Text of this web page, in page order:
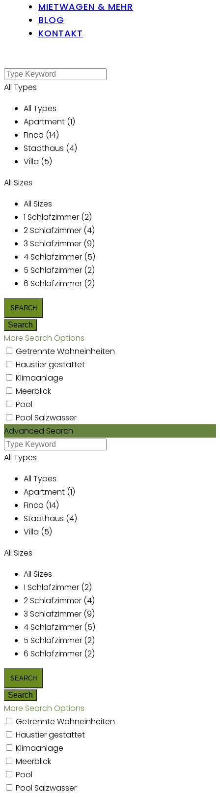
MIETWAGEN & MEHR
BLOG
KONTAKT
All Types
All Types
Apartment (1)
Finca (14)
Stadthaus (4)
Villa (5)
All Sizes
All Sizes
1 Schlafzimmer (2)
2 Schlafzimmer (4)
3 Schlafzimmer (9)
4 Schlafzimmer (5)
5 Schlafzimmer (2)
6 Schlafzimmer (2)
More Search Options
Getrennte Wohneinheiten
Haustier gestattet
Klimaanlage
Meerblick
Pool
Pool Salzwasser
Advanced Search
All Types
All Types
Apartment (1)
Finca (14)
Stadthaus (4)
Villa (5)
All Sizes
All Sizes
1 Schlafzimmer (2)
2 Schlafzimmer (4)
3 Schlafzimmer (9)
4 Schlafzimmer (5)
5 Schlafzimmer (2)
6 Schlafzimmer (2)
More Search Options
Getrennte Wohneinheiten
Haustier gestattet
Klimaanlage
Meerblick
Pool
Pool Salzwasser